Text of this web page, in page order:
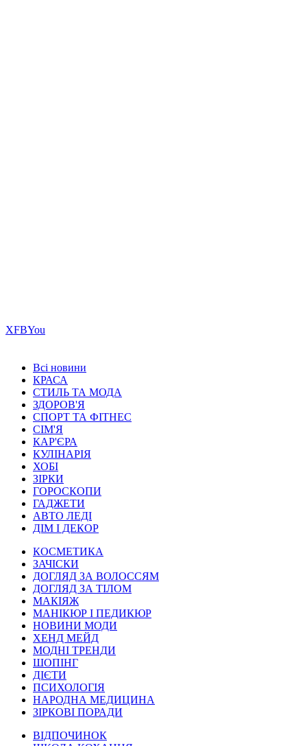
ХFBYou
Всі новини
КРАСА
СТИЛЬ ТА МОДА
ЗДОРОВ'Я
СПОРТ ТА ФІТНЕС
СІМ'Я
КАР'ЄРА
КУЛІНАРІЯ
ХОБІ
ЗІРКИ
ГОРОСКОПИ
ГАДЖЕТИ
АВТО ЛЕДІ
ДІМ І ДЕКОР
КОСМЕТИКА
ЗАЧІСКИ
ДОГЛЯД ЗА ВОЛОССЯМ
ДОГЛЯД ЗА ТІЛОМ
МАКІЯЖ
МАНІКЮР І ПЕДИКЮР
НОВИНИ МОДИ
ХЕНД МЕЙД
МОДНІ ТРЕНДИ
ШОПІНГ
ДІЄТИ
ПСИХОЛОГІЯ
НАРОДНА МЕДИЦИНА
ЗІРКОВІ ПОРАДИ
ВІДПОЧИНОК